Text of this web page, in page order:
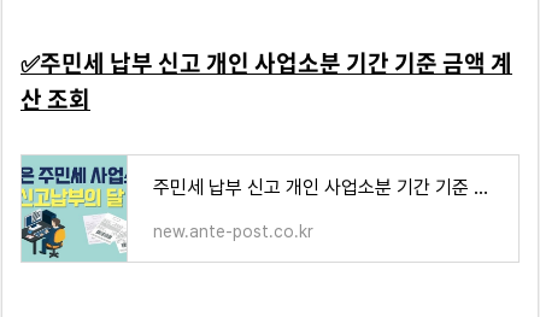
✅주민세 납부 신고 개인 사업소분 기간 기준 금액 계
산 조회
주민세 납부 신고 개인 사업소분 기간 기준 금액 계산 조회
new.ante-post.co.kr